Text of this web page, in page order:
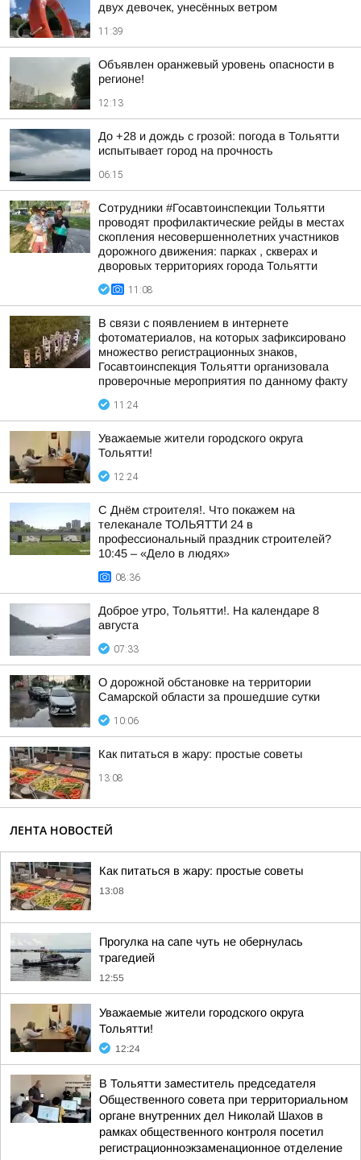
двух девочек, унесённых ветром
11:39
Объявлен оранжевый уровень опасности в
регионе!
12:13
До +28 и дождь с грозой: погода в Тольятти
испытывает город на прочность
06:15
Сотрудники #Госавтоинспекции Тольятти
проводят профилактические рейды в местах
скопления несовершеннолетних участников
дорожного движения: парках , скверах и
дворовых территориях города Тольятти
11:08
В связи с появлением в интернете
фотоматериалов, на которых зафиксировано
множество регистрационных знаков,
Госавтоинспекция Тольятти организовала
проверочные мероприятия по данному факту
11:24
Уважаемые жители городского округа
Тольятти!
12:24
С Днём строителя!. Что покажем на
телеканале ТОЛЬЯТТИ 24 в
профессиональный праздник строителей?
10:45 – «Дело в людях»
08:36
Доброе утро, Тольятти!. На календаре 8
августа
07:33
О дорожной обстановке на территории
Самарской области за прошедшие сутки
10:06
Как питаться в жару: простые советы
13:08
ЛЕНТА НОВОСТЕЙ
Как питаться в жару: простые советы
13:08
Прогулка на сапе чуть не обернулась
трагедией
12:55
Уважаемые жители городского округа
Тольятти!
12:24
В Тольятти заместитель председателя
Общественного совета при территориальном
органе внутренних дел Николай Шахов в
рамках общественного контроля посетил
регистрационноэкзаменационное отделение